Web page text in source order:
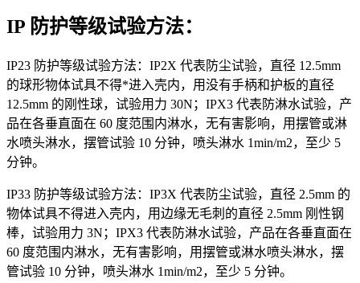
IP 防护等级试验方法：
IP23 防护等级试验方法：IP2X 代表防尘试验，直径 12.5mm
的球形物体试具不得*进入壳内，用没有手柄和护板的直径
12.5mm 的刚性球，试验用力 30N；IPX3 代表防淋水试验，产
品在各垂直面在 60 度范围内淋水，无有害影响，用摆管或淋
水喷头淋水，摆管试验 10 分钟，喷头淋水 1min/m2，至少 5
分钟。
IP33 防护等级试验方法：IP3X 代表防尘试验，直径 2.5mm 的
物体试具不得进入壳内，用边缘无毛刺的直径 2.5mm 刚性钢
棒，试验用力 3N；IPX3 代表防淋水试验，产品在各垂直面在
60 度范围内淋水，无有害影响，用摆管或淋水喷头淋水，摆
管试验 10 分钟，喷头淋水 1min/m2，至少 5 分钟。